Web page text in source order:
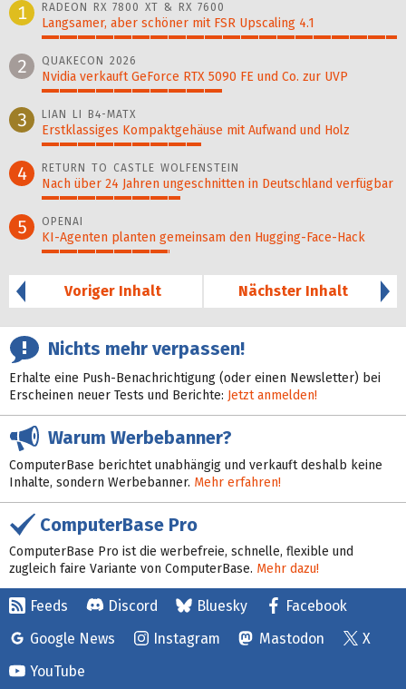
1
RADEON RX 7800 XT & RX 7600
Langsamer, aber schöner mit FSR Upscaling 4.1
100%
2 QUAKECON 2026
Nvidia verkauft GeForce RTX 5090 FE und Co. zur UVP
51%
3 LIAN LI B4-MATX
Erstklassiges Kompaktgehäuse mit Aufwand und Holz
45%
4 RETURN TO CASTLE WOLFENSTEIN
Nach über 24 Jahren ungeschnitten in Deutschland verfügbar
39%
5 OPENAI
KI-Agenten planten gemein­sam den Hugging-Face-Hack
36%
Voriger Inhalt
Nächster Inhalt
Nichts mehr verpassen!
Erhalte eine Push-Benachrichtigung (oder einen Newsletter) bei
Erscheinen neuer Tests und Berichte: Jetzt anmelden!
Warum Werbebanner?
ComputerBase berichtet unabhängig und verkauft deshalb keine
Inhalte, sondern Werbebanner. Mehr erfahren!
ComputerBase Pro
ComputerBase Pro ist die werbefreie, schnelle, flexible und
zugleich faire Variante von ComputerBase. Mehr dazu!
Feeds Discord Bluesky
Facebook
Google News
Instagram Mastodon
X
YouTube